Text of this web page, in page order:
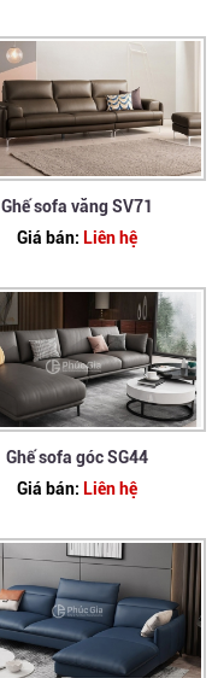
Ghế sofa văng SV71
Giá bán: Liên hệ
Ghế sofa góc SG44
Giá bán: Liên hệ